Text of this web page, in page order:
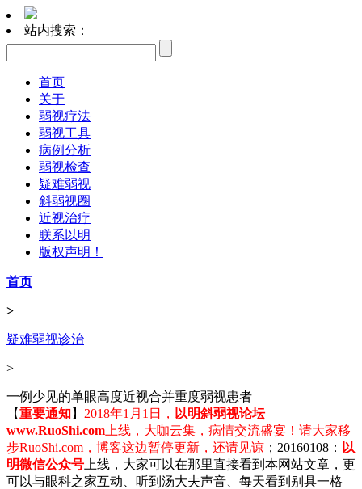
站内搜索：
首页
关于
弱视疗法
弱视工具
病例分析
弱视检查
疑难弱视
斜弱视圈
近视治疗
联系以明
版权声明！
首页
>
疑难弱视诊治
>
一例少见的单眼高度近视合并重度弱视患者
【重要通知】 2018年1月1日， 以明斜弱视论坛
www.RuoShi.com 上线，大咖云集，病情交流盛宴！请大家移
步RuoShi.com，博客这边暂停更新，还请见谅 ；20160108： 以
明微信公众号 上线，大家可以在那里直接看到本网站文章，更
可以与眼科之家互动、听到汤大夫声音、每天看到别具一格